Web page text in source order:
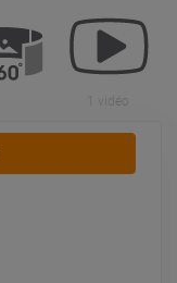
1 vidéo